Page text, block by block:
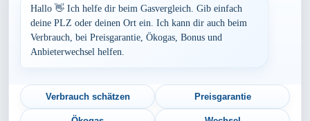
Bayern
Berlin
Brandenburg
Hamburg
Mecklenburg-Vorpommern
Niedersachsen
Nordrhein-Westfalen
Hallo 👋 Ich helfe dir beim Gasvergleich. Gib einfach
deine PLZ oder deinen Ort ein. Ich kann dir auch beim
Verbrauch, bei Preisgarantie, Ökogas, Bonus und
Anbieterwechsel helfen.
Verbrauch schätzen Preisgarantie